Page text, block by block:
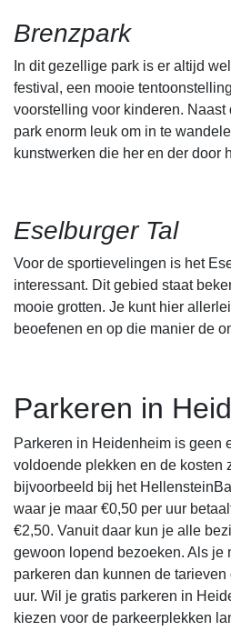
Brenzpark
In dit gezellige park is er altijd
festival, een mooie
voorstelling voor kinderen.
park enorm leuk om in te
kunstwerken die her en der door
Eselburger Tal
Voor de sportievelingen is het
interessant. Dit gebied staat
mooie grotten. Je kunt hier
beoefenen en op die manier de
Parkeren in
Parkeren in Heidenheim is geen
voldoende plekken en de kosten
bijvoorbeeld bij het
waar je maar €0,50 per uur
€2,50. Vanuit daar kun je alle
gewoon lopend bezoeken. Als je
parkeren dan kunnen de
uur. Wil je gratis parkeren in
kiezen voor de parkeerplekken